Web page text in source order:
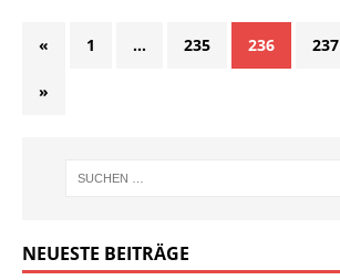
« 1 … 235 236 237
»
NEUESTE BEITRÄGE